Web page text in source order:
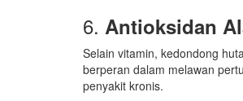
6. Antioksidan
Selain vitamin, kedondong
berperan dalam melawan
penyakit kronis.